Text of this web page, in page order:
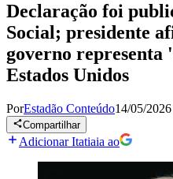
Declaração foi
Social; presidente
governo representa
Estados Unidos
PorEstadão Conteúdo14/05/
Compartilhar
Adicionar Itatiaia ao